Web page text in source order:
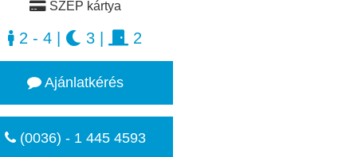
SZÉP kártya
2 - 4 3 2
Ajánlatkérés
(0036) - 1 445 4593